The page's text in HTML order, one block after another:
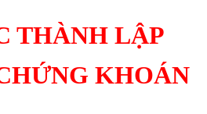
THÀNH LẬP
KHOÁN